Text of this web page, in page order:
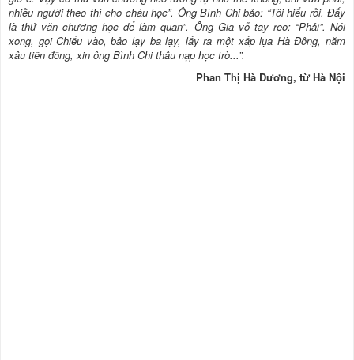
nhiều người theo thì cho cháu học”. Ông Bình Chi bảo: “Tôi hiểu rồi. Ðấy
là thứ văn chương học để làm quan”. Ông Gia vỗ tay reo: “Phải”. Nói
xong, gọi Chiểu vào, bảo lạy ba lạy, lấy ra một xấp lụa Hà Ðông, năm
xâu tiền đồng, xin ông Bình Chi thâu nạp học trò...”.
Phan Thị Hà Dương, từ Hà Nội